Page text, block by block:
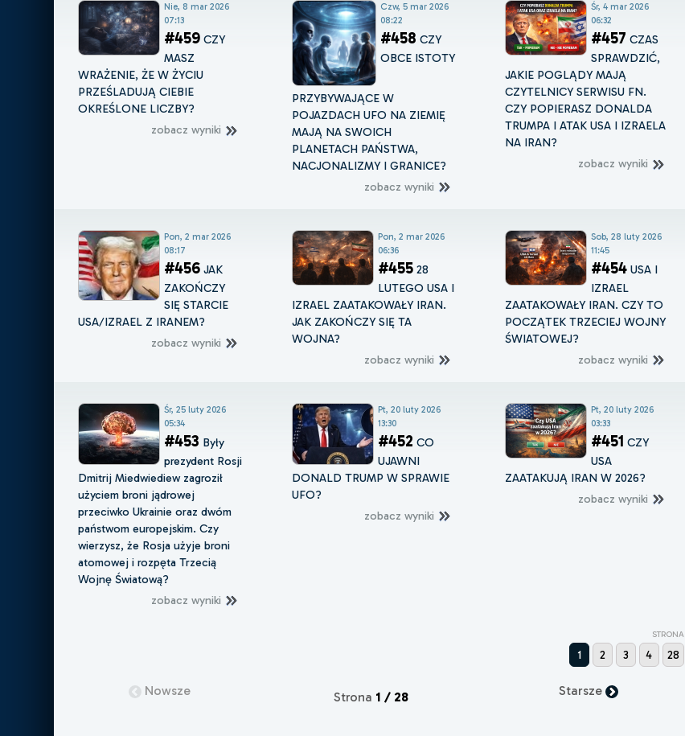
Nie, 8 mar 2026
07:13
#459 CZY
MASZ
WRAŻENIE, ŻE W ŻYCIU
PRZEŚLADUJĄ CIEBIE
OKREŚLONE LICZBY?
zobacz wyniki
Czw, 5 mar 2026
08:22
#458 CZY
OBCE ISTOTY
PRZYBYWAJĄCE W
POJAZDACH UFO NA ZIEMIĘ
MAJĄ NA SWOICH
PLANETACH PAŃSTWA,
NACJONALIZMY I GRANICE?
zobacz wyniki
Śr, 4 mar 2026
06:32
#457 CZAS
SPRAWDZIĆ,
JAKIE POGLĄDY MAJĄ
CZYTELNICY SERWISU FN.
CZY POPIERASZ DONALDA
TRUMPA I ATAK USA I IZRAELA
NA IRAN?
zobacz wyniki
Pon, 2 mar 2026
08:17
#456 JAK
ZAKOŃCZY
SIĘ STARCIE
USA/IZRAEL Z IRANEM?
zobacz wyniki
Pon, 2 mar 2026
06:36
#45528
LUTEGO USA I
IZRAEL ZAATAKOWAŁY IRAN.
JAK ZAKOŃCZY SIĘ TA
WOJNA?
zobacz wyniki
Sob, 28 luty 2026
11:45
#454 USA I
IZRAEL
ZAATAKOWAŁY IRAN. CZY TO
POCZĄTEK TRZECIEJ WOJNY
ŚWIATOWEJ?
zobacz wyniki
Śr, 25 luty 2026
05:34
#453 Były
prezydent Rosji
Dmitrij Miedwiediew zagroził
użyciem broni jądrowej
przeciwko Ukrainie oraz dwóm
państwom europejskim. Czy
wierzysz, że Rosja użyje broni
atomowej i rozpęta Trzecią
Wojnę Światową?
zobacz wyniki
Pt, 20 luty 2026
13:30
#452 CO
UJAWNI
DONALD TRUMP W SPRAWIE
UFO?
zobacz wyniki
Pt, 20 luty 2026
03:33
#451 CZY
USA
ZAATAKUJĄ IRAN W 2026?
zobacz wyniki
STRONA
1 2 3 4 28
Nowsze Strona 1 / 28 Starsze